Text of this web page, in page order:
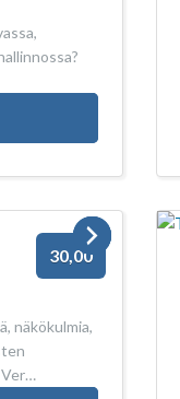
30,00
näkökulmia,
Ver…